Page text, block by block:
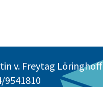
v. Freytag Löringhoff
9541810